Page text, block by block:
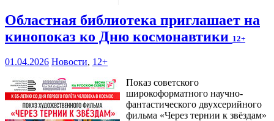
Областная библиотека приглашает на
кинопоказ ко Дню космонавтики 12+
01.04.2026 Новости, 12+
Показ советского
широкоформатного научно-
фантастического двухсерийного
фильма «Через тернии к звёздам»